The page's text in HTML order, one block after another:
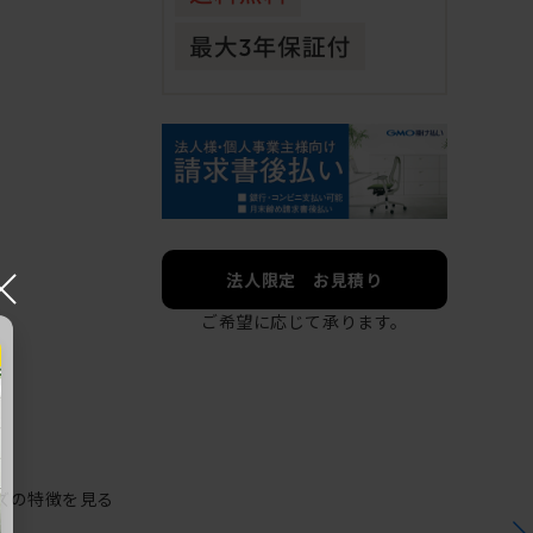
法人限定 お見積り
ご希望に応じて承ります。
の特徴を見る